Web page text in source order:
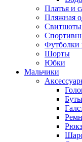
Платья и
Пляжная
Свитшоты
Футболки
Шорты
Юбки
Мальчики